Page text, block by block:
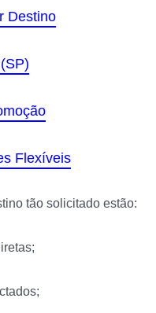
Destino
Flexíveis
tão solicitado estão: